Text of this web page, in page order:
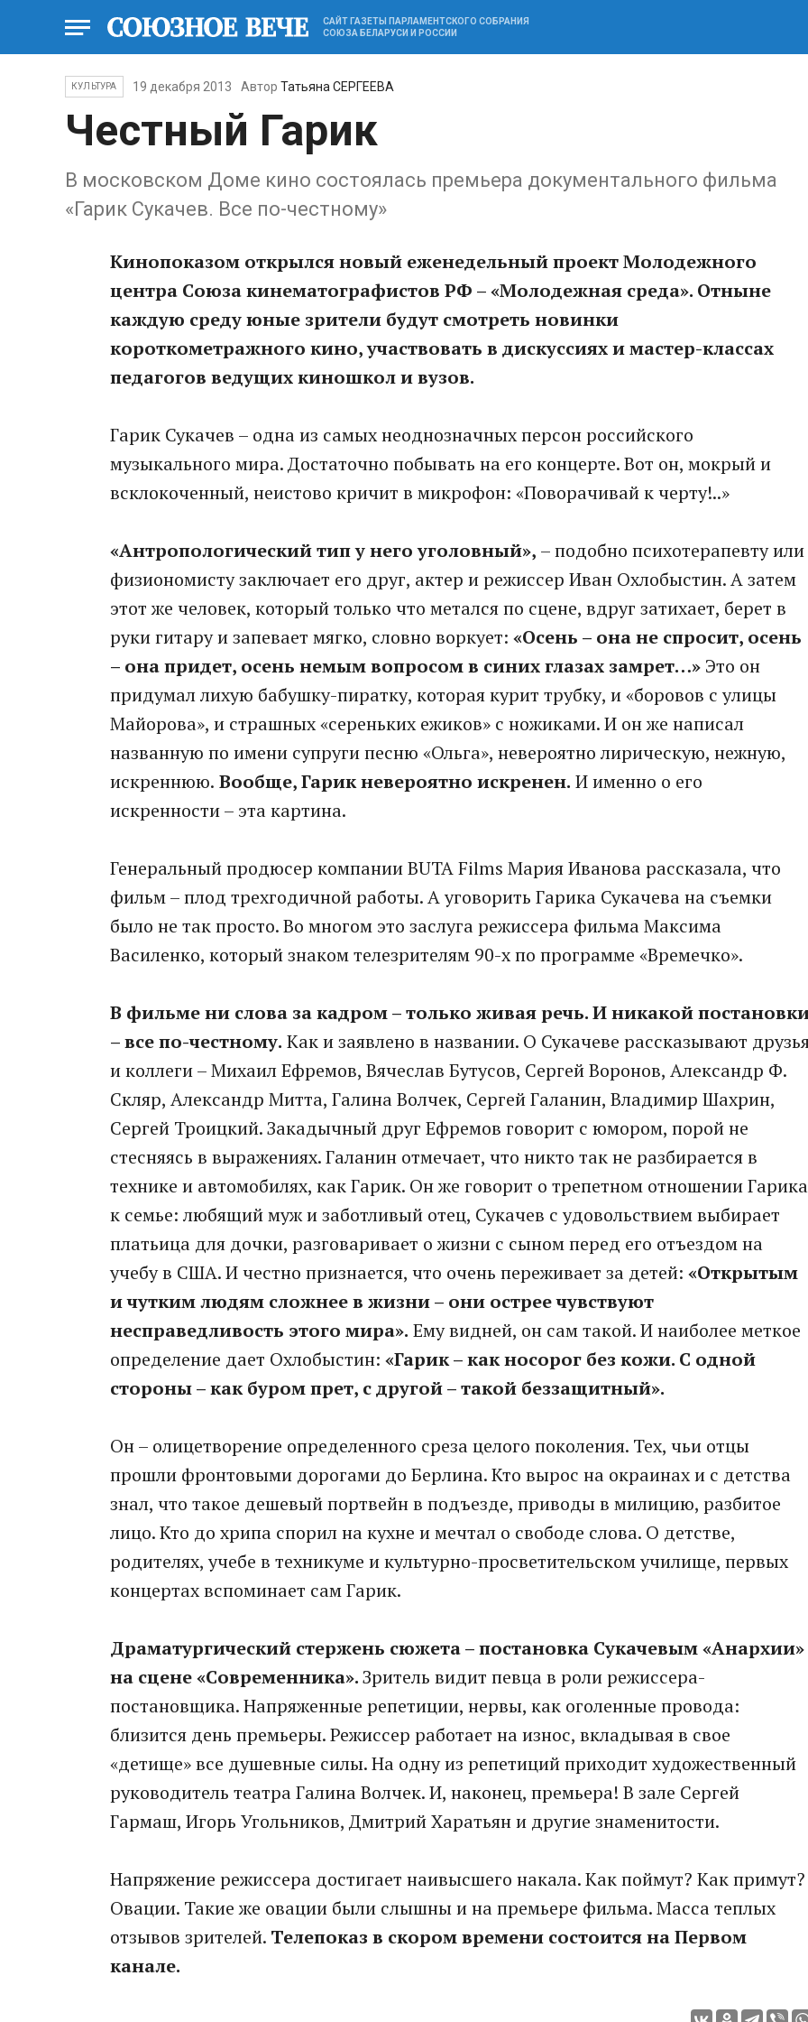
САЙТ ГАЗЕТЫ ПАРЛАМЕНТСКОГО СОБРАНИЯ
СОЮЗА БЕЛАРУСИ И РОССИИ
КУЛЬТУРА 19 декабря 2013 Автор Татьяна СЕРГЕЕВА
Честный Гарик
В московском Доме кино состоялась премьера документального фильма
«Гарик Сукачев. Все по-честному»
Кинопоказом открылся новый еженедельный проект Молодежного
центра Союза кинематографистов РФ – «Молодежная среда». Отныне
каждую среду юные зрители будут смотреть новинки
короткометражного кино, участвовать в дискуссиях и мастер-классах
педагогов ведущих киношкол и вузов.
Гарик Сукачев – одна из самых неоднозначных персон российского
музыкального мира. Достаточно побывать на его концерте. Вот он, мокрый и
всклокоченный, неистово кричит в микрофон: «Поворачивай к черту!..»
«Антропологический тип у него уголовный», – подобно психотерапевту или
физиономисту заключает его друг, актер и режиссер Иван Охлобыстин. А затем
этот же человек, который только что метался по сцене, вдруг затихает, берет в
руки гитару и запевает мягко, словно воркует: «Осень – она не спросит, осень
– она придет, осень немым вопросом в синих глазах замрет…» Это он
придумал лихую бабушку-пиратку, которая курит трубку, и «боровов с улицы
Майорова», и страшных «сереньких ежиков» с ножиками. И он же написал
названную по имени супруги песню «Ольга», невероятно лирическую, нежную,
искреннюю. Вообще, Гарик невероятно искренен. И именно о его
искренности – эта картина.
Генеральный продюсер компании BUTA Films Мария Иванова рассказала, что
фильм – плод трехгодичной работы. А уговорить Гарика Сукачева на съемки
было не так просто. Во многом это заслуга режиссера фильма Максима
Василенко, который знаком телезрителям 90-х по программе «Времечко».
В фильме ни слова за кадром – только живая речь. И никакой
– все по-честному. Как и заявлено в названии. О Сукачеве рассказывают
и коллеги – Михаил Ефремов, Вячеслав Бутусов, Сергей Воронов, Александр Ф.
Скляр, Александр Митта, Галина Волчек, Сергей Галанин, Владимир Шахрин,
Сергей Троицкий. Закадычный друг Ефремов говорит с юмором, порой не
стесняясь в выражениях. Галанин отмечает, что никто так не разбирается в
технике и автомобилях, как Гарик. Он же говорит о трепетном отношении Гарика
к семье: любящий муж и заботливый отец, Сукачев с удовольствием выбирает
платьица для дочки, разговаривает о жизни с сыном перед его отъездом на
учебу в США. И честно признается, что очень переживает за детей: «Открытым
и чутким людям сложнее в жизни – они острее чувствуют
несправедливость этого мира». Ему видней, он сам такой. И наиболее меткое
определение дает Охлобыстин: «Гарик – как носорог без кожи. С одной
стороны – как буром прет, с другой – такой беззащитный».
Он – олицетворение определенного среза целого поколения. Тех, чьи отцы
прошли фронтовыми дорогами до Берлина. Кто вырос на окраинах и с детства
знал, что такое дешевый портвейн в подъезде, приводы в милицию, разбитое
лицо. Кто до хрипа спорил на кухне и мечтал о свободе слова. О детстве,
родителях, учебе в техникуме и культурно-просветительском училище, первых
концертах вспоминает сам Гарик.
Драматургический стержень сюжета – постановка Сукачевым «Анархии»
на сцене «Современника».Зритель видит певца в роли режиссера-
постановщика. Напряженные репетиции, нервы, как оголенные провода:
близится день премьеры. Режиссер работает на износ, вкладывая в свое
«детище» все душевные силы. На одну из репетиций приходит художественный
руководитель театра Галина Волчек. И, наконец, премьера! В зале Сергей
Гармаш, Игорь Угольников, Дмитрий Харатьян и другие знаменитости.
Напряжение режиссера достигает наивысшего накала. Как поймут? Как примут?
Овации. Такие же овации были слышны и на премьере фильма. Масса теплых
отзывов зрителей. Телепоказ в скором времени состоится на Первом
канале.